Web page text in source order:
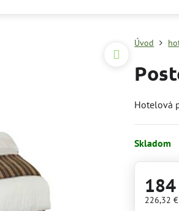
Úvod
Hotelová
Skladom
226,32